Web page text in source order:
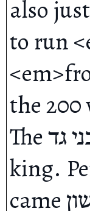
also
to run
the 200
The בני גד were the first to recognize David as the future
king.
came בחדש הראשון. Rav Eisemann points out that this is